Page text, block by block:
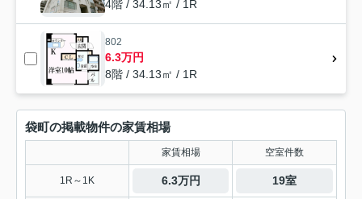
4階 / 34.13㎡ / 1R
802
6.3万円
8階 / 34.13㎡ / 1R
袋町の掲載物件の家賃相場
家賃相場 空室件数
1R～1K 6.3万円 19室